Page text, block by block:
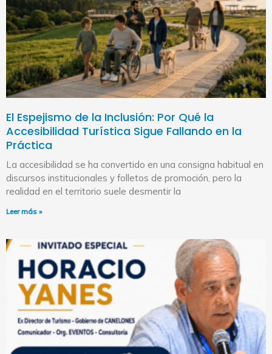
El Espejismo de la Inclusión: Por Qué la
Accesibilidad Turística Sigue Fallando en la
Práctica
La accesibilidad se ha convertido en una consigna habitual en
discursos institucionales y folletos de promoción, pero la
realidad en el territorio suele desmentir la
Leer más »